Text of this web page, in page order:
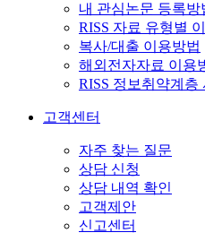
내 관심논문 등록방
RISS 자료 유형별
복사/대출 이용방법
해외전자자료 이용
RISS 정보취약계층
고객센터
자주 찾는 질문
상담 신청
상담 내역 확인
고객제안
신고센터